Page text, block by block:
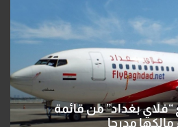
“فلاي بغداد” من قائمة
مدرجا